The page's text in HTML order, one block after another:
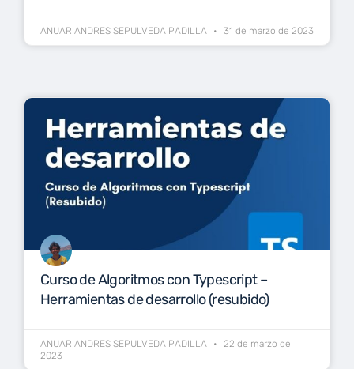
ANUAR ANDRES SEPULVEDA PADILLA 31 de marzo de 2023
Curso de Algoritmos con Typescript –
Herramientas de desarrollo (resubido)
ANUAR ANDRES SEPULVEDA PADILLA
22 de marzo de
2023